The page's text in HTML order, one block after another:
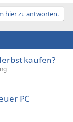
hier zu antworten.
kaufen?
PC